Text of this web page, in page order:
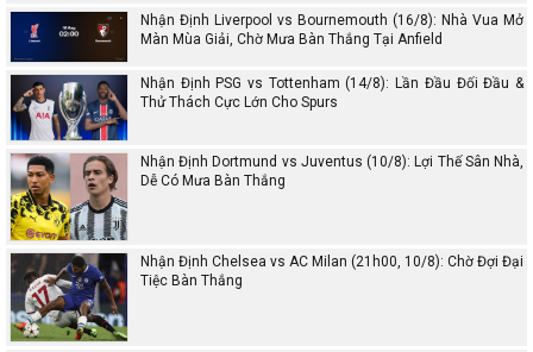
Nhận Định Liverpool vs Bournemouth (16/8): Nhà Vua Mở
Màn Mùa Giải, Chờ Mưa Bàn Thắng Tại Anfield
Nhận Định PSG vs Tottenham (14/8): Lần Đầu Đối Đầu &
Thử Thách Cực Lớn Cho Spurs
Nhận Định Dortmund vs Juventus (10/8): Lợi Thế Sân Nhà,
Dễ Có Mưa Bàn Thắng
Nhận Định Chelsea vs AC Milan (21h00, 10/8): Chờ Đợi Đại
Tiệc Bàn Thắng